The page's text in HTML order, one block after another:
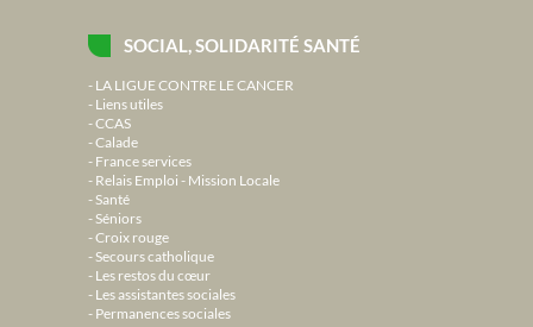
SOCIAL, SOLIDARITÉ SANTÉ
LA LIGUE CONTRE LE CANCER
Liens utiles
CCAS
Calade
France services
Relais Emploi - Mission Locale
Santé
Séniors
Croix rouge
Secours catholique
Les restos du cœur
Les assistantes sociales
Permanences sociales